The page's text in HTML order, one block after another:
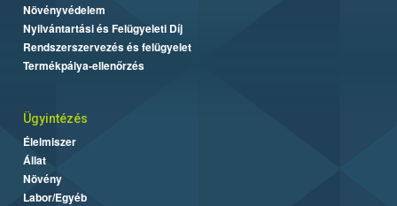
Növényvédelem
Nyilvántartási és Felügyeleti Díj
Rendszerszervezés és felügyelet
Termékpálya-ellenőrzés
Ügyintézés
Élelmiszer
Állat
Növény
Labor/Egyéb